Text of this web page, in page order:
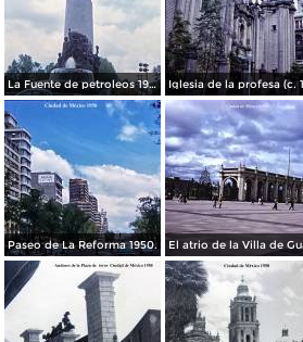
La Fuente de petroleos 1950.
Paseo de La Reforma 1950.